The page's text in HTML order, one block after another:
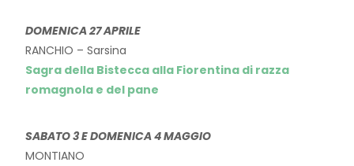
DOMENICA 27 APRILE
RANCHIO – Sarsina
Sagra della Bistecca alla Fiorentina di razza
romagnola e del pane
SABATO 3 E DOMENICA 4 MAGGIO
MONTIANO